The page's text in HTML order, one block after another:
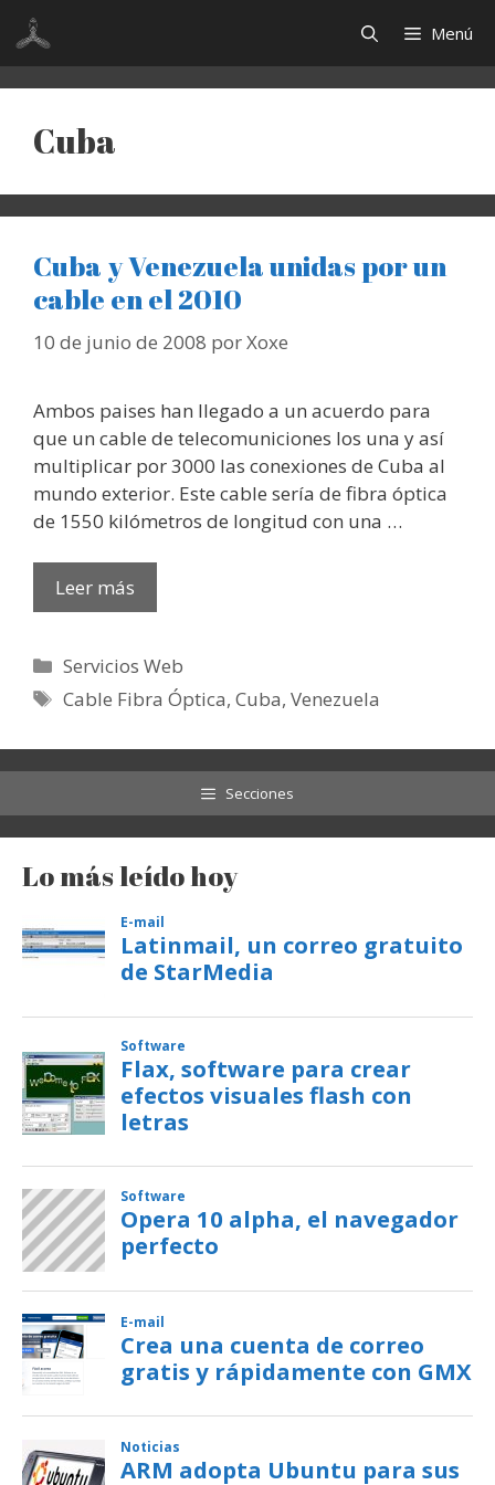
Saltar
contenido
Menú
Cuba
Cuba y Venezuela unidas por un
cable en el 2010
10 de junio de 2008 porXoxe
Ambos paises han llegado a un acuerdo para
que un cable de telecomuniciones los una y así
multiplicar por 3000 las conexiones de Cuba al
mundo exterior. Este cable sería de fibra óptica
de 1550 kilómetros de longitud con una …
Leer más
Categorías
Servicios Web
Etiquetas
Cable Fibra Óptica,Cuba,Venezuela
Secciones
Lo más leído hoy